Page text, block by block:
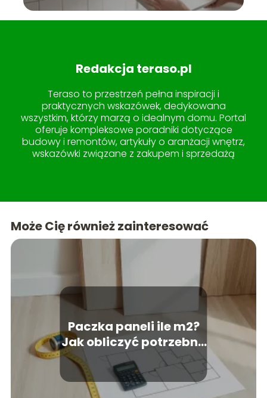
Redakcja teraso.pl
Teraso to przestrzeń pełna inspiracji i
praktycznych wskazówek, dedykowana
wszystkim, którzy marzą o idealnym domu. Portal
oferuje kompleksowe poradniki dotyczące
budowy i remontów, artykuły o aranżacji wnętrz,
wskazówki związane z zakupem i sprzedażą
domu jeszcze przyjemniejszym. Teraso to miejsce,
idealne kompendium dla każdego miłośnika
pięknych i funkcjonalnych przestrzeni.
Może Cię również zainteresować
Paczka paneli ile m2?
Jak obliczyć potrzebną
ilość paneli?